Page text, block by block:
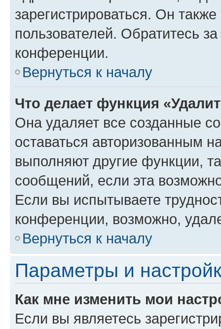
зарегистрироваться. Он
пользователей. Обратитесь
конференции.
Вернуться к началу
Что делает функция
Она удаляет все созданные
оставаться авторизованным
выполняют другие функции,
сообщений, если эта
Если вы испытываете
конференции, возможно,
Вернуться к началу
Параметры и
Как мне изменить мои
Если вы являетесь